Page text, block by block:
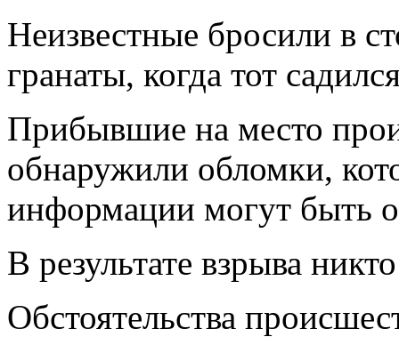
Неизвестные бросили в
гранаты, когда тот
Прибывшие на место
обнаружили обломки,
информации могут быть
В результате взрыва
Обстоятельства